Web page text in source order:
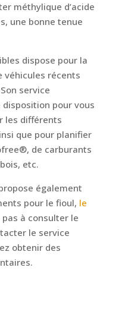
méthylique d’acide
une bonne tenue
dispose pour la
véhicules récents
service
pour vous
les différents
que pour planifier
de carburants
etc.
également
pour le fioul, le
pas à consulter le
le service
obtenir des